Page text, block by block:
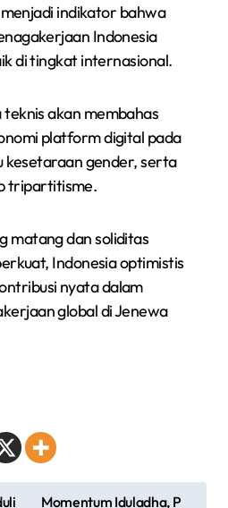
indikator bahwa
Indonesia
di tingkat internasional.
akan membahas
platform digital pada
kesetaraan gender, serta
tripartitisme.
matang dan soliditas
Indonesia optimistis
nyata dalam
global di Jenewa
Momentum Iduladha, P